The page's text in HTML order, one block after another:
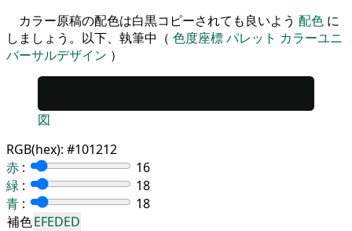
カラー原稿の配色は白黒コピーされても良いよう 配色 に
しましょう。以下、執筆中（ 色度座標パレット カラーユニ
バーサルデザイン ）
図
RGB(hex): #101212
赤 :
16
緑 :
18
青 :
18
補色EFEDED